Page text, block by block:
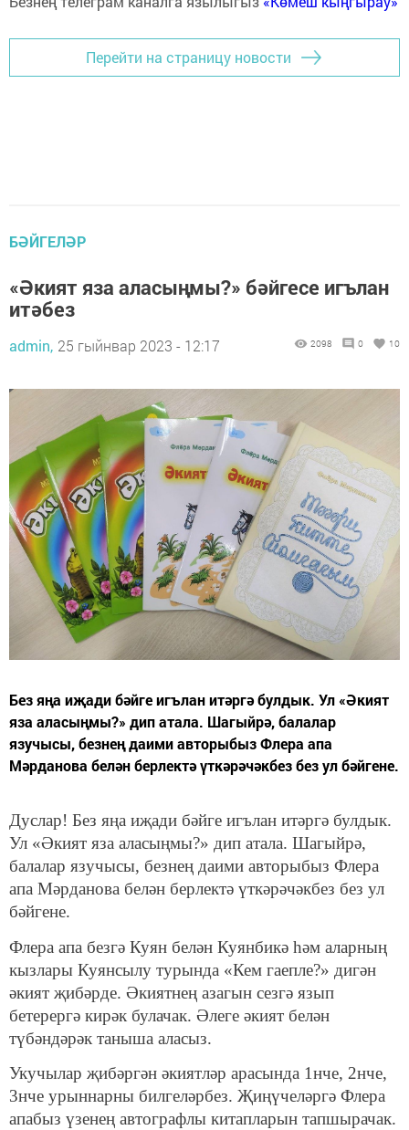
Перейти на страницу новости
БӘЙГЕЛӘР
«Әкият яза аласыңмы?» бәйгесе игълан
итәбез
admin, 25 гыйнвар 2023 - 12:17 2098 0 10
Без яңа иҗади бәйге игълан итәргә булдык. Ул «Әкият
яза аласыңмы?» дип атала. Шагыйрә, балалар
язучысы, безнең даими авторыбыз Флера апа
Мәрданова белән берлектә үткәрәчәкбез без ул бәйгене.
Дуслар! Без яңа иҗади бәйге игълан итәргә булдык.
Ул «Әкият яза аласыңмы?» дип атала. Шагыйрә,
балалар язучысы, безнең даими авторыбыз Флера
апа Мәрданова белән берлектә үткәрәчәкбез без ул
бәйгене.
Флера апа безгә Куян белән Куянбикә һәм аларның
кызлары Куянсылу турында «Кем гаепле?» дигән
әкият җибәрде. Әкиятнең азагын сезгә язып
бетерергә кирәк булачак. Әлеге әкият белән
түбәндәрәк таныша аласыз.
Укучылар җибәргән әкиятләр арасында 1нче, 2нче,
3нче урыннарны билгеләрбез. Җиңүчеләргә Флера
апабыз үзенең автографлы китапларын тапшырачак.